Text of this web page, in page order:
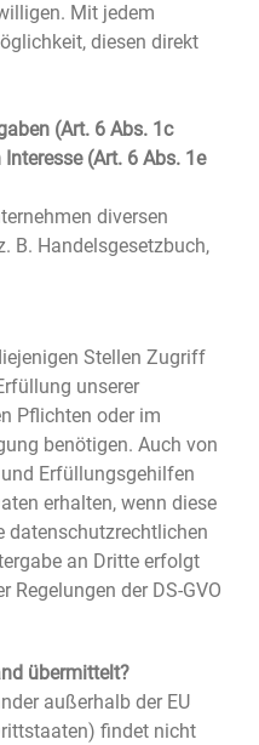
Mit jedem
diesen direkt
(Art. 6 Abs. 1c
(Art. 6 Abs. 1e
diversen
B. Handelsgesetzbuch,
Stellen Zugriff
unserer
Pflichten oder im
benötigen. Auch von
Erfüllungsgehilfen
erhalten, wenn diese
datenschutzrechtlichen
an Dritte erfolgt
der DS-GVO
übermittelt?
außerhalb der EU
findet nicht